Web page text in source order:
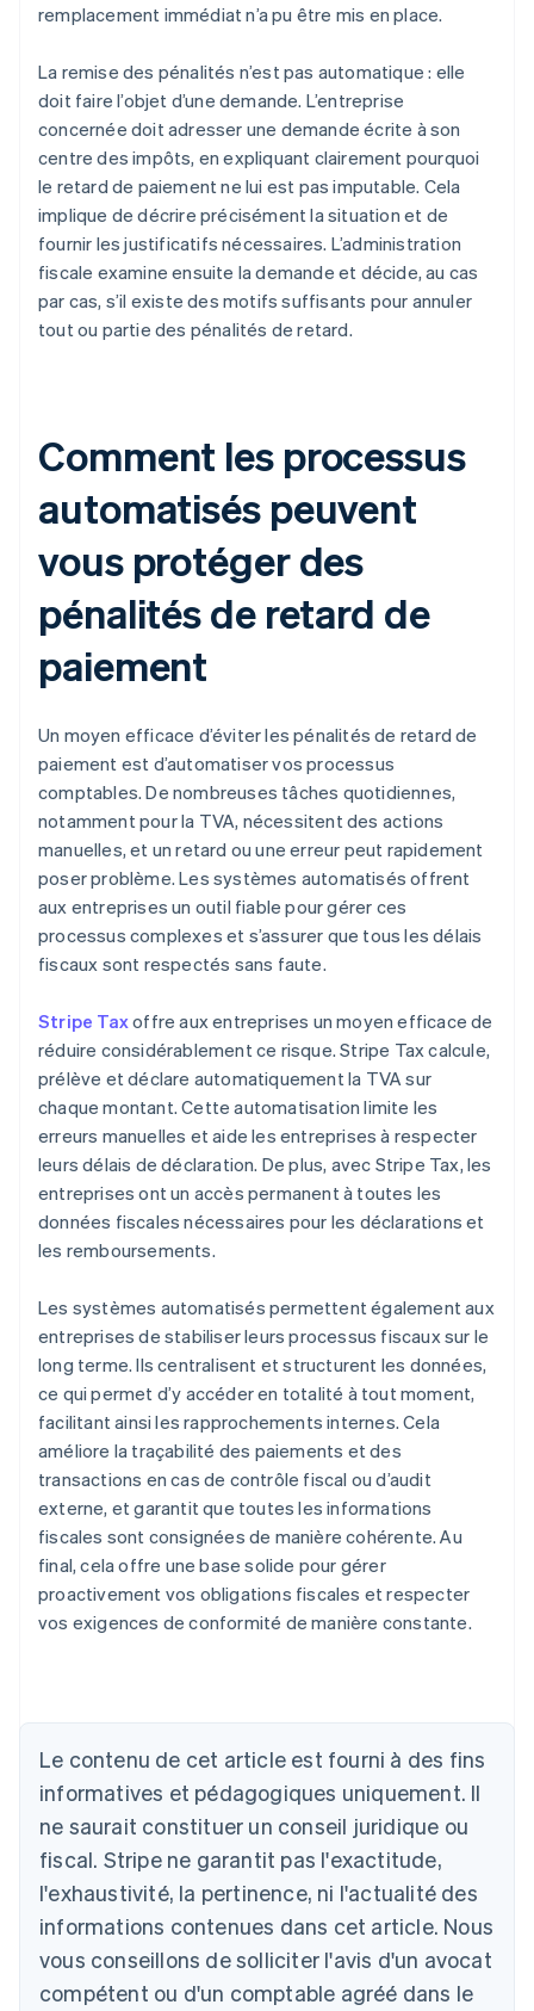
remplacement immédiat n’a pu être mis en place.
La remise des pénalités n’est pas automatique : elle
doit faire l’objet d’une demande. L’entreprise
concernée doit adresser une demande écrite à son
centre des impôts, en expliquant clairement pourquoi
le retard de paiement ne lui est pas imputable. Cela
implique de décrire précisément la situation et de
fournir les justificatifs nécessaires. L’administration
fiscale examine ensuite la demande et décide, au cas
par cas, s’il existe des motifs suffisants pour annuler
tout ou partie des pénalités de retard.
Comment les processus
automatisés peuvent
vous protéger des
pénalités de retard de
paiement
Un moyen efficace d’éviter les pénalités de retard de
paiement est d’automatiser vos processus
comptables. De nombreuses tâches quotidiennes,
notamment pour la TVA, nécessitent des actions
manuelles, et un retard ou une erreur peut rapidement
poser problème. Les systèmes automatisés offrent
aux entreprises un outil fiable pour gérer ces
processus complexes et s’assurer que tous les délais
fiscaux sont respectés sans faute.
Stripe Taxoffre aux entreprises un moyen efficace de
réduire considérablement ce risque. Stripe Tax calcule,
prélève et déclare automatiquement la TVA sur
chaque montant. Cette automatisation limite les
erreurs manuelles et aide les entreprises à respecter
leurs délais de déclaration. De plus, avec Stripe Tax, les
entreprises ont un accès permanent à toutes les
données fiscales nécessaires pour les déclarations et
les remboursements.
Les systèmes automatisés permettent également aux
entreprises de stabiliser leurs processus fiscaux sur le
long terme. Ils centralisent et structurent les données,
ce qui permet d’y accéder en totalité à tout moment,
facilitant ainsi les rapprochements internes. Cela
améliore la traçabilité des paiements et des
transactions en cas de contrôle fiscal ou d’audit
externe, et garantit que toutes les informations
fiscales sont consignées de manière cohérente. Au
final, cela offre une base solide pour gérer
proactivement vos obligations fiscales et respecter
vos exigences de conformité de manière constante.
Le contenu de cet article est fourni à des fins
informatives et pédagogiques uniquement. Il
ne saurait constituer un conseil juridique ou
fiscal. Stripe ne garantit pas l'exactitude,
l'exhaustivité, la pertinence, ni l'actualité des
informations contenues dans cet article. Nous
vous conseillons de solliciter l'avis d'un avocat
compétent ou d'un comptable agréé dans le
Allemagne
Deutsch English
Australie
English
DeutschEnglish
Belgique
Nederlands Français English